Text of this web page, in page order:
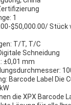
1
$50,000.00/ Stück
T/T, T/C
Schneidung
±0,01 mm
Barcode Label Die
die XPX Barcode